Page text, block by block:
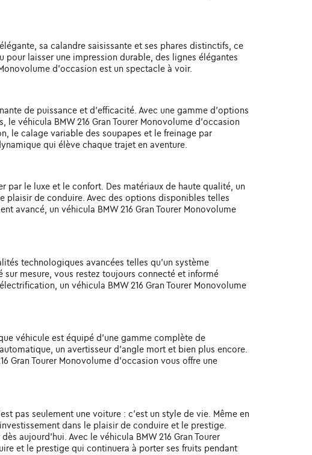
sa calandre saisissante et ses phares distinctifs, ce
laisser une impression durable, des lignes élégantes
d'occasion est un spectacle à voir.
de puissance et d'efficacité. Avec une gamme d'options
véhicula BMW 216 Gran Tourer Monovolume d'occasion
le calage variable des soupapes et le freinage par
qui élève chaque trajet en aventure.
par le luxe et le confort. Des matériaux de haute qualité, un
plaisir de conduire. Avec des options disponibles telles
avancé, un véhicula BMW 216 Gran Tourer Monovolume
technologiques avancées telles qu'un système
mesure, vous restez toujours connecté et informé
un véhicula BMW 216 Gran Tourer Monovolume
véhicule est équipé d'une gamme complète de
un avertisseur d'angle mort et bien plus encore.
Gran Tourer Monovolume d'occasion vous offre une
pas seulement une voiture : c'est un style de vie. Même en
dans le plaisir de conduire et le prestige.
aujourd'hui. Avec le véhicula BMW 216 Gran Tourer
et le prestige qui continuera à porter ses fruits pendant